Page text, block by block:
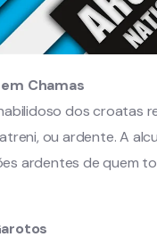
Chamas
dos croatas
ou ardente. A
ardentes de quem